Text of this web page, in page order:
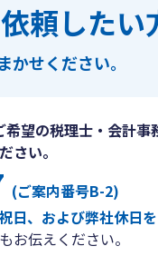
頼したい
かせください。
望の税理士・会計事
さい。
(ご案内番号B-2)
日、および弊社休日
お伝えください。